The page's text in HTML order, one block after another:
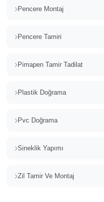
Pencere Montaj
Pencere Tamiri
Pimapen Tamir Tadilat
Plastik Doğrama
Pvc Doğrama
Sineklik Yapımı
Zil Tamir Ve Montaj